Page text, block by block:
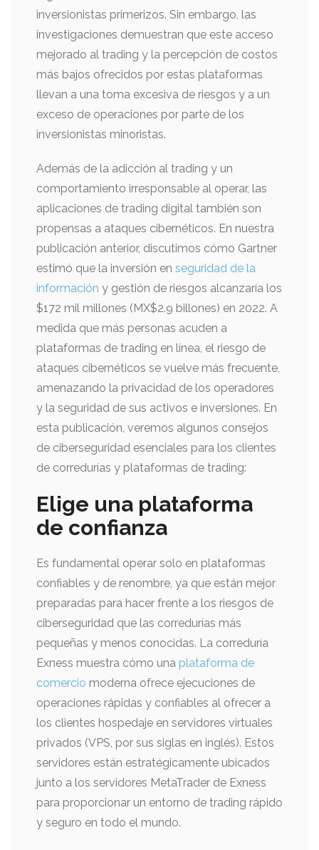
inversionistas primerizos. Sin embargo, las
investigaciones demuestran que este acceso
mejorado al trading y la percepción de costos
más bajos ofrecidos por estas plataformas
llevan a una toma excesiva de riesgos y a un
exceso de operaciones por parte de los
inversionistas minoristas.
Además de la adicción al trading y un
comportamiento irresponsable al operar, las
aplicaciones de trading digital también son
propensas a ataques cibernéticos. En nuestra
publicación anterior, discutimos cómo Gartner
estimó que la inversión en seguridad de la
información y gestión de riesgos alcanzaría los
$172 mil millones (MX$2.9 billones) en 2022. A
medida que más personas acuden a
plataformas de trading en línea, el riesgo de
ataques cibernéticos se vuelve más frecuente,
amenazando la privacidad de los operadores
y la seguridad de sus activos e inversiones. En
esta publicación, veremos algunos consejos
de ciberseguridad esenciales para los clientes
de corredurías y plataformas de trading:
Elige una plataforma
de confianza
Es fundamental operar solo en plataformas
confiables y de renombre, ya que están mejor
preparadas para hacer frente a los riesgos de
ciberseguridad que las corredurías más
pequeñas y menos conocidas. La correduría
Exness muestra cómo una plataforma de
comercio moderna ofrece ejecuciones de
operaciones rápidas y confiables al ofrecer a
los clientes hospedaje en servidores virtuales
privados (VPS, por sus siglas en inglés). Estos
servidores están estratégicamente ubicados
junto a los servidores MetaTrader de Exness
para proporcionar un entorno de trading rápido
y seguro en todo el mundo.